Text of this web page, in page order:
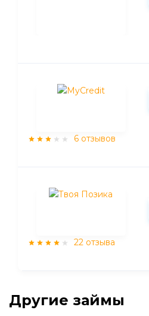
6 отзывов
22 отзыва
Другие займы